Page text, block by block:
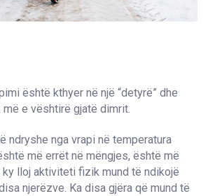
është kthyer në një “detyrë” dhe
e vështirë gjatë dimrit.
ndryshe nga vrapi në temperatura
më errët në mëngjes, është më
lloj aktiviteti fizik mund të ndikojë
njerëzve. Ka disa gjëra që mund të